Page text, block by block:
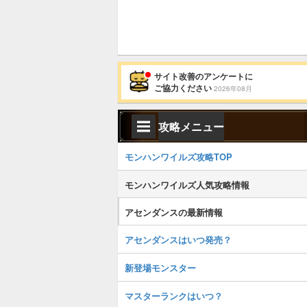
サイト改善のアンケートに
ご協力ください 2026年08月
攻略メニュー
モンハンワイルズ攻略TOP
モンハンワイルズ人気攻略情報
アセンダンスの最新情報
アセンダンスはいつ発売？
新登場モンスター
マスターランクはいつ？